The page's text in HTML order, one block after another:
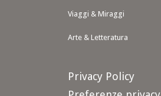
Viaggi & Miraggi
Arte & Letteratura
Privacy Policy